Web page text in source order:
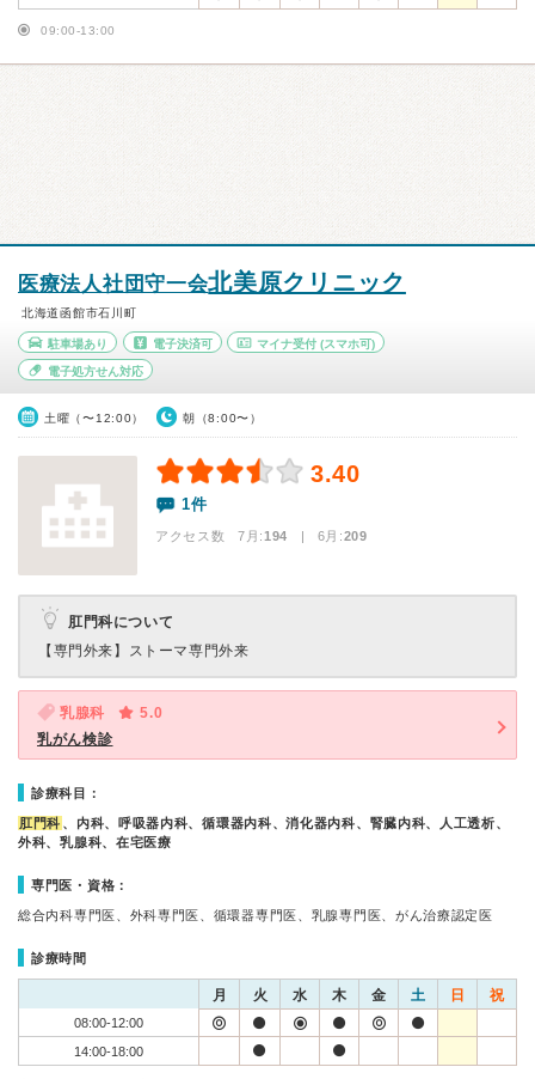
09:00-13:00
医療法人社団守一会北美原クリニック
北海道函館市石川町
駐車場あり 電子決済可 マイナ受付 (スマホ可)
電子処方せん対応
土曜（〜12:00） 朝（8:00〜）
3.40
1件
アクセス数 7月:194 | 6月:209
肛門科について
【専門外来】 ストーマ専門外来
乳腺科
5.0
乳がん検診
診療科目：
肛門科 、内科、呼吸器内科、循環器内科、消化器内科、腎臓内科、人工透析、
外科、乳腺科、在宅医療
専門医・資格：
総合内科専門医、外科専門医、循環器専門医、乳腺専門医、がん治療認定医
診療時間
月 火 水 木 金 土 日 祝
08:00-12:00
14:00-18:00